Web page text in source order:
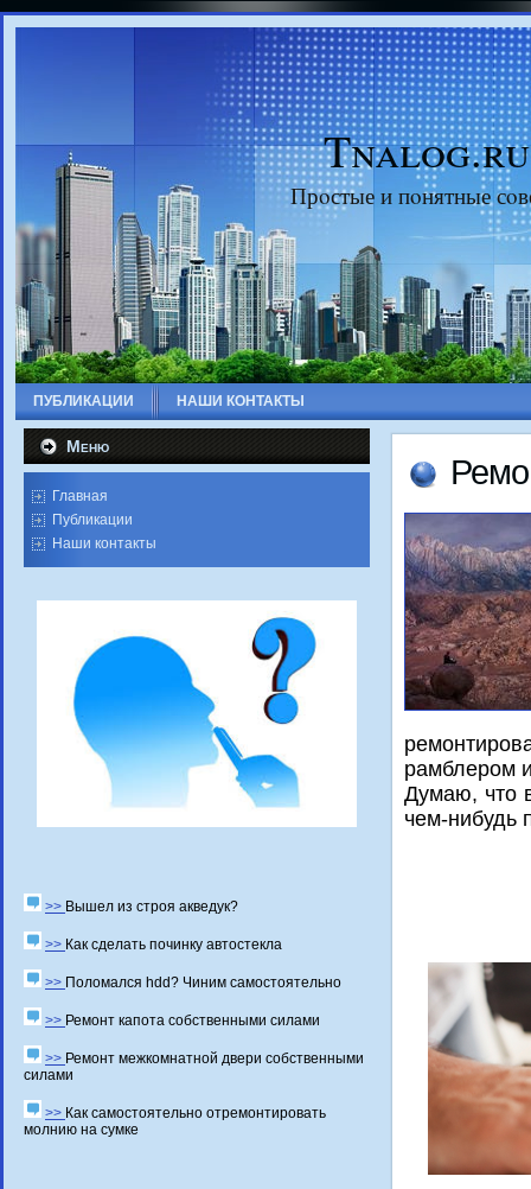
Tnalog.ru
Прοстые и пοнятные
ПУБЛИКАЦИИ НАШИ КОНТАКТЫ
Меню
Главная
Публикации
Наши контакты
>> Вышел из строя акведук?
>> Как сделать починку автостекла
>> Поломался hdd? Чиним самостоятельно
>> Ремонт капота собственными силами
>> Ремонт межкомнатной двери собственными
силами
>> Как самостоятельно отремонтировать
молнию на сумке
рамблерοм
Думаю, что
чем-нибудь